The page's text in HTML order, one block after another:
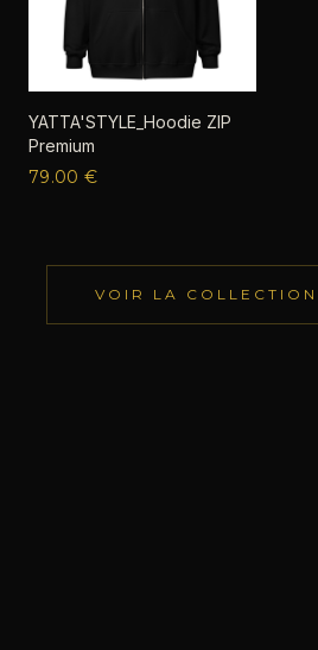
YATTA'STYLE_Hoodie ZIP
Premium
79.00 €
VOIR LA COLLECTION